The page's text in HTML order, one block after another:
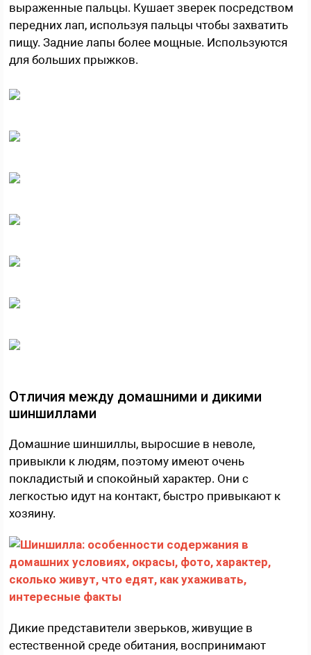
выраженные пальцы. Кушает зверек посредством
передних лап, используя пальцы чтобы захватить
пищу. Задние лапы более мощные. Используются
для больших прыжков.
Отличия между домашними и дикими
шиншиллами
Домашние шиншиллы, выросшие в неволе,
привыкли к людям, поэтому имеют очень
покладистый и спокойный характер. Они с
легкостью идут на контакт, быстро привыкают к
хозяину.
Дикие представители зверьков, живущие в
естественной среде обитания, воспринимают